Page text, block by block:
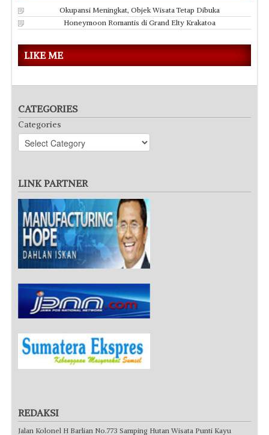
Okupansi Meningkat, Objek Wisata Tetap Dibuka
Honeymoon Romantis di Grand Elty Krakatoa
LIKE ME
CATEGORIES
Categories
LINK PARTNER
REDAKSI
Jalan Kolonel H Barlian No.773 Samping Hutan Wisata Punti Kayu